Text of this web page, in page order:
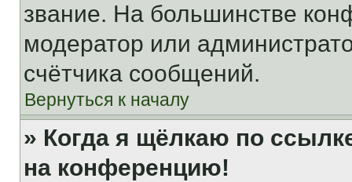
звание. На большинстве
модератор или
счётчика сообщений.
Вернуться к началу
» Когда я щёлкаю по
на конференцию!